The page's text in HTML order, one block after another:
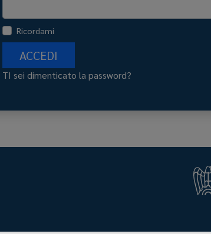
Ricordami
ACCEDI
TI sei dimenticato la password?